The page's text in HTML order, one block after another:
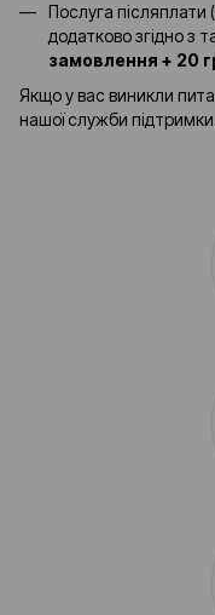
Послуга післяплати
додатково згідно з
замовлення + 20
Якщо у вас виникли
нашої служби